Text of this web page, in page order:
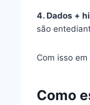
4. Dados +
são
Com isso
Como